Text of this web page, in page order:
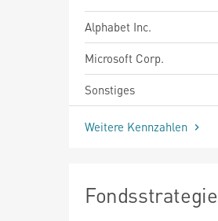
Alphabet Inc.
Microsoft Corp.
Sonstiges
Weitere Kennzahlen
Fondsstrategie